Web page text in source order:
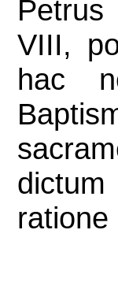
VIII,
hac
ratione